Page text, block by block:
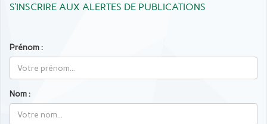
S’INSCRIRE AUX ALERTES DE PUBLICATIONS
Prénom :
Nom :